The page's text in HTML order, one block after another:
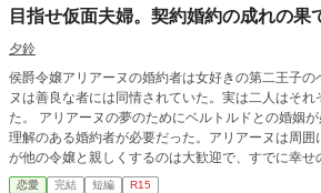
目指せ仮面夫婦。契約婚約の成れの果
夕鈴
侯爵令嬢アリアーヌの婚約者は女好きの第二王子
ヌは善良な者には同情されていた。実は二人はそ
た。 アリアーヌの夢のためにベルトルドとの婚姻
理解のある婚約者が必要だった。アリアーヌは周
が他の令嬢と親しくするのは大歓迎で、すでに幸
ーヌは不幸のどん底に突き落とされた。そして、ア
恋愛 完結 短編 R15